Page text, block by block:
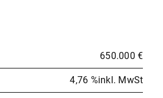
650.000 €
4,76 %inkl. MwSt